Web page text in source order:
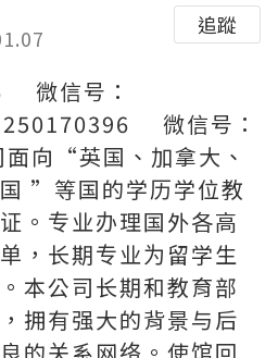
追蹤
微信号：
微信号：
向“英国、加拿大、
”等国的学历学位教
。专业办理国外各高
，长期专业为留学生
本公司长期和教育部
拥有强大的背景与后